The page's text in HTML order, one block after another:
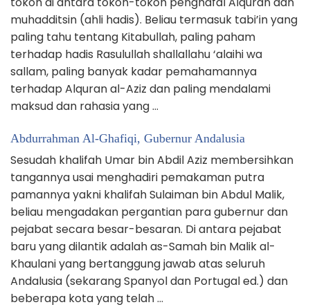
muhadditsin (ahli hadis). Beliau termasuk tabi’in yang
paling tahu tentang Kitabullah, paling paham
terhadap hadis Rasulullah shallallahu ‘alaihi wa
sallam, paling banyak kadar pemahamannya
terhadap Alquran al-Aziz dan paling mendalami
maksud dan rahasia yang …
Abdurrahman Al-Ghafiqi, Gubernur Andalusia
Sesudah khalifah Umar bin Abdil Aziz membersihkan
tangannya usai menghadiri pemakaman putra
pamannya yakni khalifah Sulaiman bin Abdul Malik,
beliau mengadakan pergantian para gubernur dan
pejabat secara besar-besaran. Di antara pejabat
baru yang dilantik adalah as-Samah bin Malik al-
Khaulani yang bertanggung jawab atas seluruh
Andalusia (sekarang Spanyol dan Portugal ed.) dan
beberapa kota yang telah …